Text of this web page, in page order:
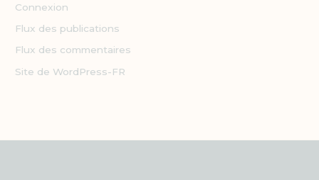
Connexion
Flux des publications
Flux des commentaires
Site de WordPress-FR